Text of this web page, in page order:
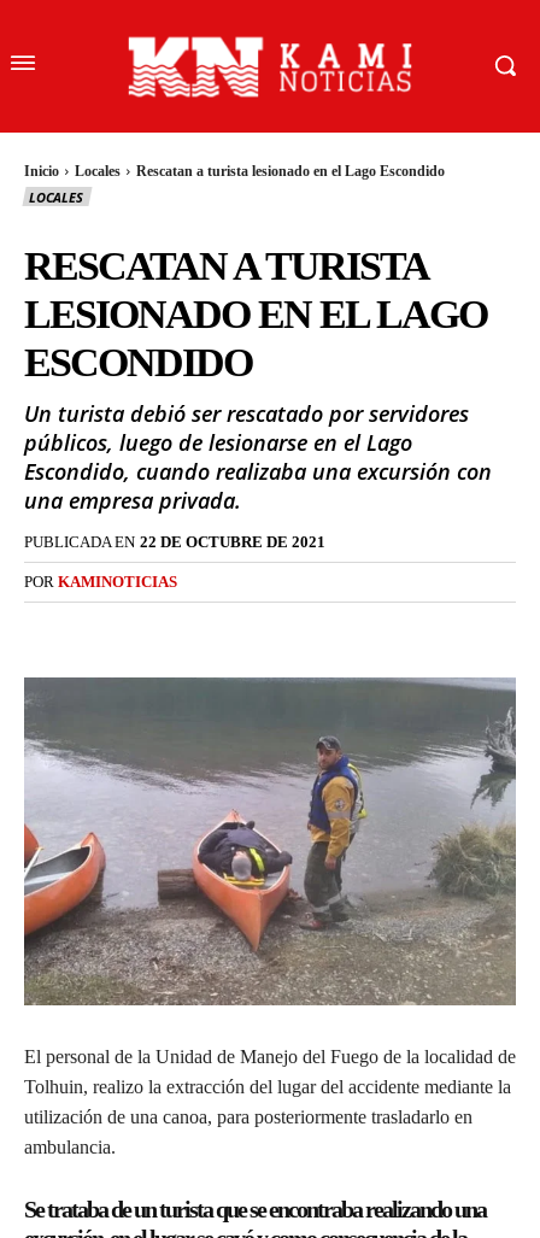
Inicio Locales Rescatan a turista lesionado en el Lago Escondido
LOCALES
RESCATAN A TURISTA
LESIONADO EN EL LAGO
ESCONDIDO
Un turista debió ser rescatado por servidores
públicos, luego de lesionarse en el Lago
Escondido, cuando realizaba una excursión con
una empresa privada.
PUBLICADA EN 22 DE OCTUBRE DE 2021
POR KAMINOTICIAS
El personal de la Unidad de Manejo del Fuego de la localidad de
Tolhuin, realizo la extracción del lugar del accidente mediante la
utilización de una canoa, para posteriormente trasladarlo en
ambulancia.
Se trataba de un turista que se encontraba realizando una